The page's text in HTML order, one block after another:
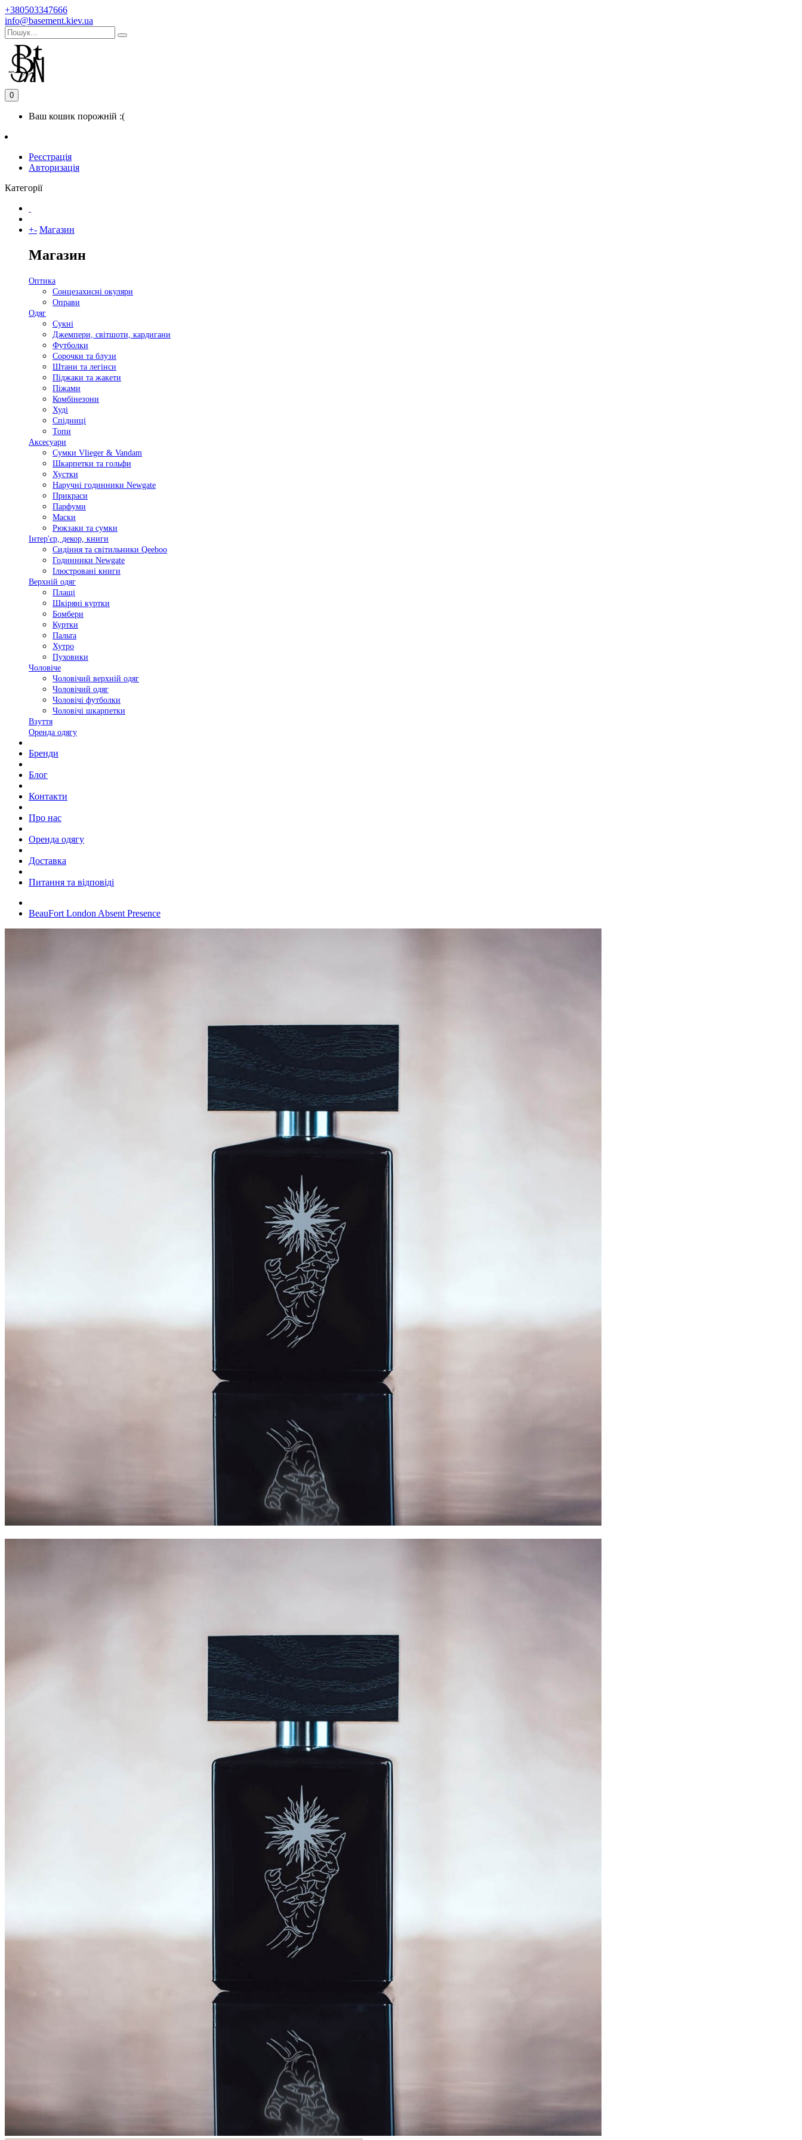
+380503347666
info@basement.kiev.ua
0
Ваш кошик порожній :(
Реєстрація
Авторизація
Категорії
+- Магазин
Магазин
Оптика
Сонцезахисні окуляри
Оправи
Одяг
Сукні
Джемпери, світшоти, кардигани
Футболки
Сорочки та блузи
Штани та легінси
Піджаки та жакети
Піжами
Комбінезони
Худі
Спідниці
Топи
Аксесуари
Сумки Vlieger & Vandam
Шкарпетки та гольфи
Хустки
Наручні годинники Newgate
Прикраси
Парфуми
Маски
Рюкзаки та сумки
Інтер'єр, декор, книги
Сидіння та світильники Qeeboo
Годинники Newgate
Ілюстровані книги
Верхній одяг
Плащі
Шкіряні куртки
Бомбери
Куртки
Пальта
Хутро
Пуховики
Чоловіче
Чоловічий верхній одяг
Чоловічий одяг
Чоловічі футболки
Чоловічі шкарпетки
Взуття
Оренда одягу
Бренди
Блог
Контакти
Про нас
Оренда одягу
Доставка
Питання та відповіді
BeauFort London Absent Presence